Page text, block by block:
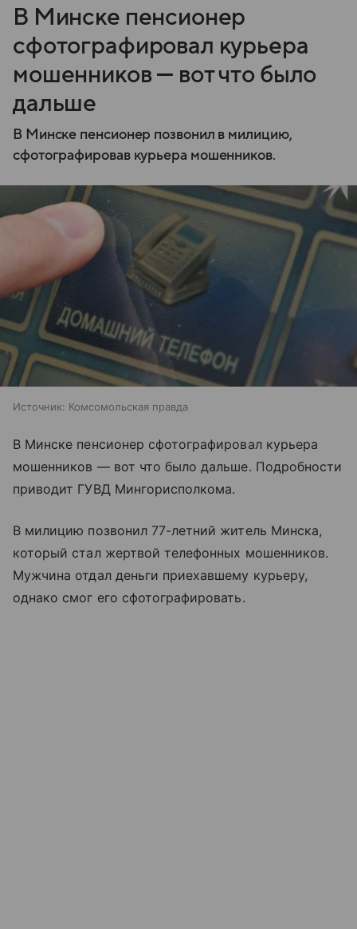
В Минске пенсионер
сфотографировал курьера
мошенников — вот что было
дальше
В Минске пенсионер позвонил в милицию,
сфотографировав курьера мошенников.
Источник: Комсомольская правда
В Минске пенсионер сфотографировал курьера
мошенников — вот что было дальше. Подробности
приводит ГУВД Мингорисполкома.
В милицию позвонил 77-летний житель Минска,
который стал жертвой телефонных мошенников.
Мужчина отдал деньги приехавшему курьеру,
однако смог его сфотографировать.